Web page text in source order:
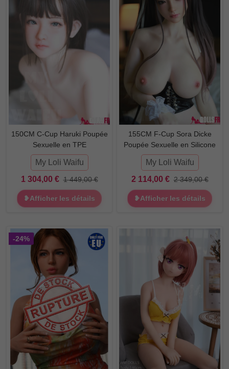
150CM C-Cup Haruki Poupée
Sexuelle en TPE
My Loli Waifu
1 304,00 € 1 449,00 €
❥Afficher les détails
155CM F-Cup Sora Dicke
Poupée Sexuelle en Silicone
My Loli Waifu
2 114,00 € 2 349,00 €
❥Afficher les détails
-24%